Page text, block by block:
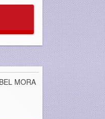
MORA